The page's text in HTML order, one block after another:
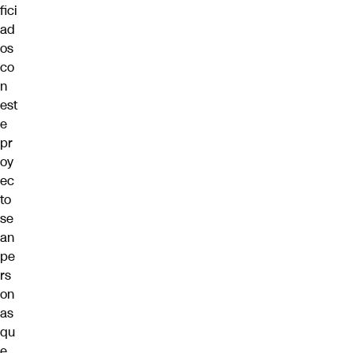
fici
ad
os
co
n
est
e
pr
oy
ec
to
se
an
pe
rs
on
as
qu